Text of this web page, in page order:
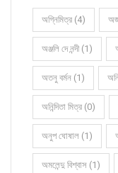
অগ্নিমিত্র (4)
অঞ্জলি দে নন্দী (1)
অতনু বর্মন (1)
অনিন্দিতা মিত্র (0)
অনুপ ঘোষাল (1)
অমলেন্দু বিশ্বাস (1)